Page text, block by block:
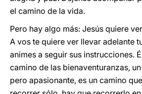
el camino de la vida.
Pero hay algo más: Jesús quiere
A vos te quiere ver llevar adelante
animes a seguir sus instrucciones.
camino de las bienaventuranzas,
pero apasionante, es un camino